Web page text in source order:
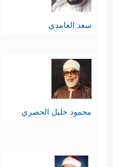
سعد الغامدي
محمود خليل الحصري